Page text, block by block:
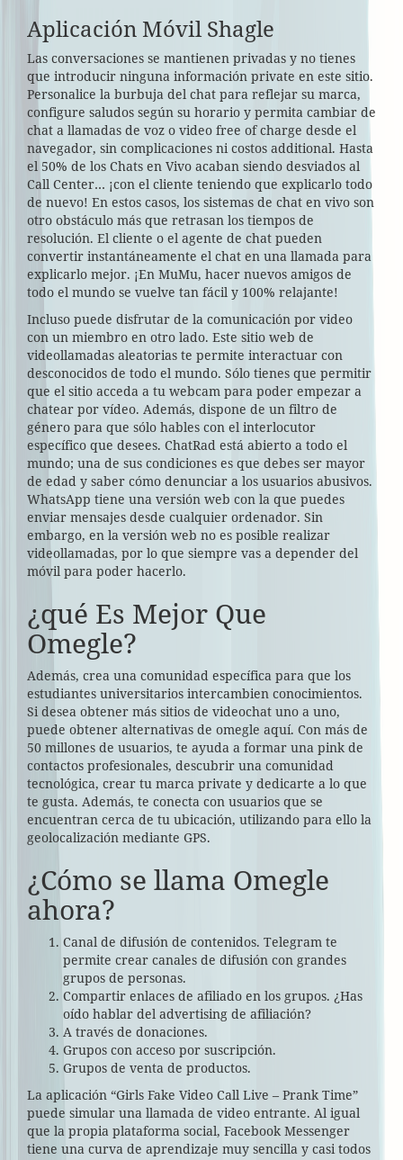
Aplicación Móvil Shagle
Las conversaciones se mantienen privadas y no tienes
que introducir ninguna información private en este sitio.
Personalice la burbuja del chat para reflejar su marca,
configure saludos según su horario y permita cambiar de
chat a llamadas de voz o video free of charge desde el
navegador, sin complicaciones ni costos additional. Hasta
el 50% de los Chats en Vivo acaban siendo desviados al
Call Center… ¡con el cliente teniendo que explicarlo todo
de nuevo! En estos casos, los sistemas de chat en vivo son
otro obstáculo más que retrasan los tiempos de
resolución. El cliente o el agente de chat pueden
convertir instantáneamente el chat en una llamada para
explicarlo mejor. ¡En MuMu, hacer nuevos amigos de
todo el mundo se vuelve tan fácil y 100% relajante!
Incluso puede disfrutar de la comunicación por video
con un miembro en otro lado. Este sitio web de
videollamadas aleatorias te permite interactuar con
desconocidos de todo el mundo. Sólo tienes que permitir
que el sitio acceda a tu webcam para poder empezar a
chatear por vídeo. Además, dispone de un filtro de
género para que sólo hables con el interlocutor
específico que desees. ChatRad está abierto a todo el
mundo; una de sus condiciones es que debes ser mayor
de edad y saber cómo denunciar a los usuarios abusivos.
WhatsApp tiene una versión web con la que puedes
enviar mensajes desde cualquier ordenador. Sin
embargo, en la versión web no es posible realizar
videollamadas, por lo que siempre vas a depender del
móvil para poder hacerlo.
¿qué Es Mejor Que
Omegle?
Además, crea una comunidad específica para que los
estudiantes universitarios intercambien conocimientos.
Si desea obtener más sitios de videochat uno a uno,
puede obtener alternativas de omegle aquí. Con más de
50 millones de usuarios, te ayuda a formar una pink de
contactos profesionales, descubrir una comunidad
tecnológica, crear tu marca private y dedicarte a lo que
te gusta. Además, te conecta con usuarios que se
encuentran cerca de tu ubicación, utilizando para ello la
geolocalización mediante GPS.
¿Cómo se llama Omegle
ahora?
Canal de difusión de contenidos. Telegram te
permite crear canales de difusión con grandes
grupos de personas.
Compartir enlaces de afiliado en los grupos. ¿Has
oído hablar del advertising de afiliación?
A través de donaciones.
Grupos con acceso por suscripción.
Grupos de venta de productos.
La aplicación “Girls Fake Video Call Live – Prank Time”
puede simular una llamada de video entrante. Al igual
que la propia plataforma social, Facebook Messenger
tiene una curva de aprendizaje muy sencilla y casi todos